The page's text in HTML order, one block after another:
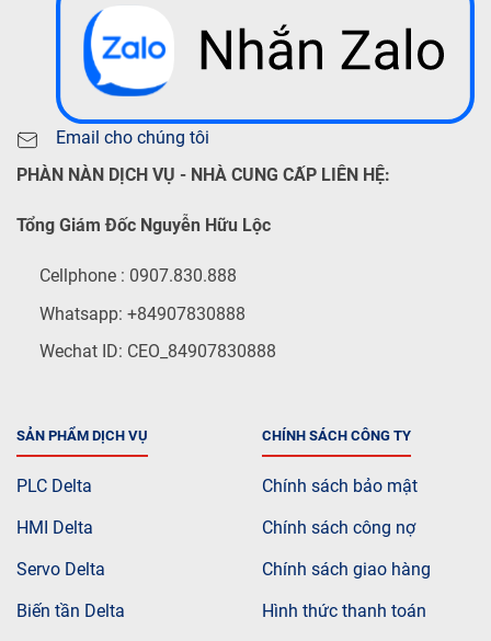
Email cho chúng tôi
PHÀN NÀN DỊCH VỤ - NHÀ CUNG CẤP LIÊN HỆ:
Tổng Giám Đốc Nguyễn Hữu Lộc
Cellphone : 0907.830.888
Whatsapp: +84907830888
Wechat ID: CEO_84907830888
SẢN PHẨM DỊCH VỤ
PLC Delta
HMI Delta
Servo Delta
Biến tần Delta
CHÍNH SÁCH CÔNG TY
Chính sách bảo mật
Chính sách công nợ
Chính sách giao hàng
Hình thức thanh toán